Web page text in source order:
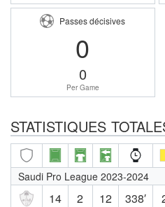
Passes décisives
0
0
Per Game
STATISTIQUES
Saudi Pro League 2023-2024
14 2 12 338′